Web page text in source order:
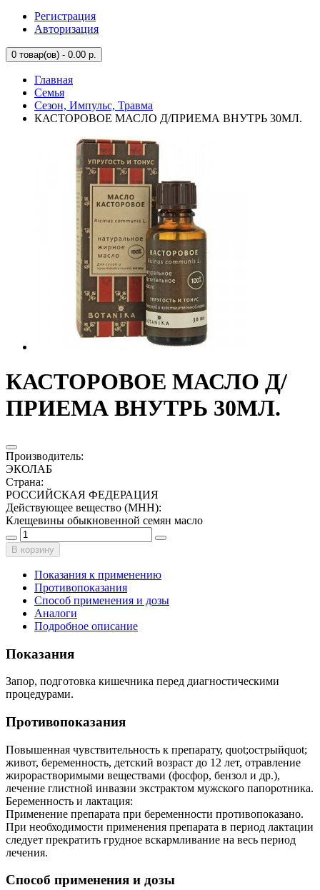
Регистрация
Авторизация
0 товар(ов) - 0.00 р.
Главная
Семья
Сезон, Импульс, Травма
КАСТОРОВОЕ МАСЛО Д/ПРИЕМА ВНУТРЬ 30МЛ.
КАСТОРОВОЕ МАСЛО Д/
ПРИЕМА ВНУТРЬ 30МЛ.
Производитель:
ЭКОЛАБ
Страна:
РОССИЙСКАЯ ФЕДЕРАЦИЯ
Действующее вещество (МНН):
Клещевины обыкновенной семян масло
В корзину
Показания к применению
Противопоказания
Способ применения и дозы
Аналоги
Подробное описание
Показания
Запор, подготовка кишечника перед диагностическими
процедурами.
Противопоказания
Повышенная чувствительность к препарату, quot;острыйquot;
живот, беременность, детский возраст до 12 лет, отравление
жирорастворимыми веществами (фосфор, бензол и др.),
лечение глистной инвазии экстрактом мужского папоротника.
Беременность и лактация:
Применение препарата при беременности противопоказано.
При необходимости применения препарата в период лактации
следует прекратить грудное вскармливание на весь период
лечения.
Способ применения и дозы